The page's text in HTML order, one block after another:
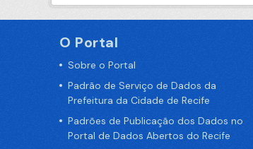
O Portal
Sobre o Portal
Padrão de Serviço de Dados da
Prefeitura da Cidade de Recife
Padrões de Publicação dos Dados no
Portal de Dados Abertos do Recife